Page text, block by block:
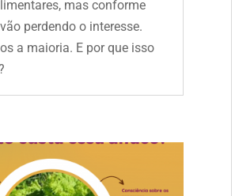
mas conforme
perdendo o interesse.
a maioria. E por que isso